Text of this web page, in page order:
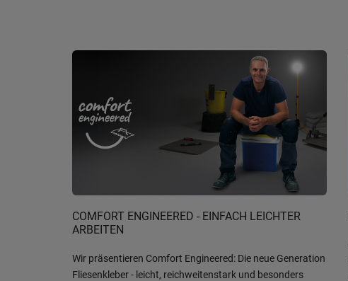
COMFORT ENGINEERED - EINFACH LEICHTER
ARBEITEN
Wir präsentieren Comfort Engineered: Die neue Generation
Fliesenkleber - leicht, reichweitenstark und besonders